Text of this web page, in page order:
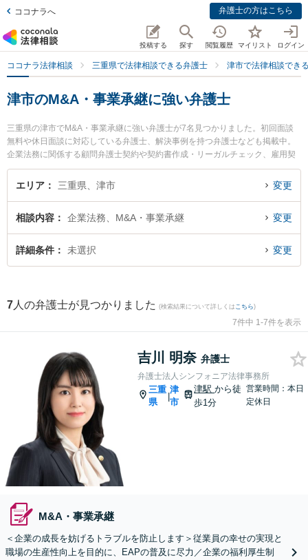
ココナラへ 弁護士の方はこちら
投稿する 探す 閲覧履歴 マイリスト ログイン
ココナラ法律相談 三重県で法律相談できる弁護士 津市で法律相談でき
津市のM&A・事業承継に強い弁護士
三重県の津市でM&A・事業承継に強い弁護士が7名見つかりました。初回面談
無料や休日面談に対応している弁護士、解決事例を持つ弁護士なども掲載中。
企業法務に関係する顧問弁護士契約や契約書作成・リーガルチェック、雇用契
約書・就業規則作成等の細かな分野での絞り込み検索もでき便利です。特に弁
護士法人シンフォニア法律事務所の吉川 明奈弁護士や弁護士法人シンフォニア
間に発生したM&A・事業承継のトラブルを今すぐに弁護士に相談したい』『M&
A・事業承継のトラブル解決の実績豊富な近くの弁護士を検索したい』『初回相
談無料でM&A・事業承継を法律相談できる津市内の弁護士に相談予約したい』
エリア 三重県、津市 変更
相談内容 企業法務、M&A・事業承継 変更
詳細条件 未選択 変更
7 人の弁護士が見つかりました (検索結果について詳しくは こちら)
7件中 1-7件を表示
吉川 明奈 弁護士
弁護士法人シンフォニア法律事務所
三重
県
|
津
市
津駅から徒
歩1分
営業時間：本日
定休日
M&A・事業承継
＜企業の成長を妨げるトラブルを防止します＞従業員の幸せの実現と
職場の生産性向上を目的に、EAPの普及に尽力／企業の福利厚生制